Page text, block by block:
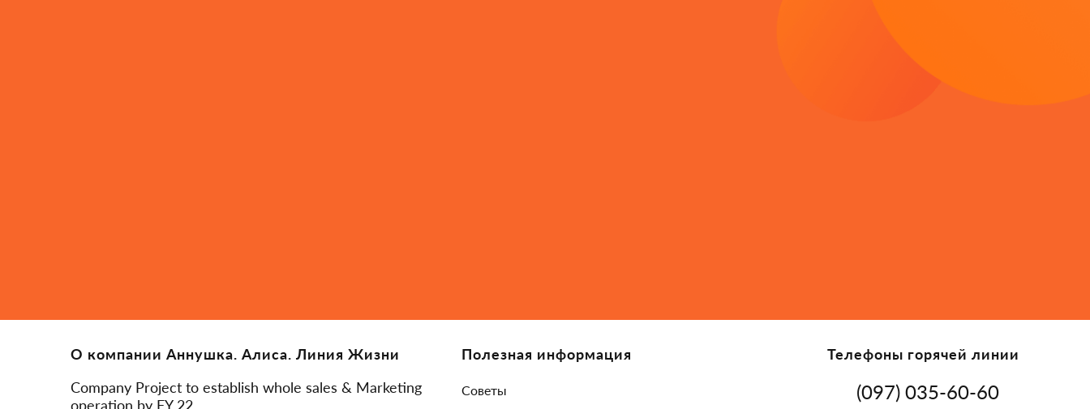
О компании Аннушка. Алиса. Линия Жизни
Company Project to establish whole sales & Marketing
operation by FY 22
Полезная информация
Советы
Телефоны горячей линии
(097) 035-60-60